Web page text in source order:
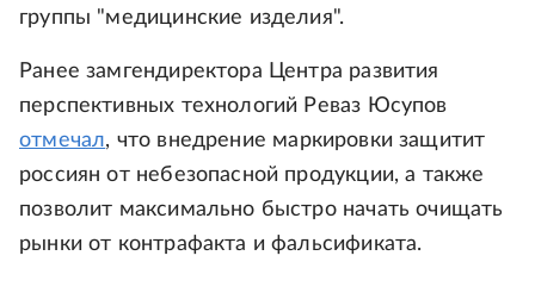
группы "медицинские изделия".
Ранее замгендиректора Центра развития
перспективных технологий Реваз Юсупов
отмечал, что внедрение маркировки защитит
россиян от небезопасной продукции, а также
позволит максимально быстро начать очищать
рынки от контрафакта и фальсификата.